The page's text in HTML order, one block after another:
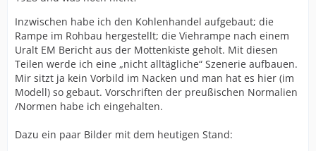
Inzwischen habe ich den Kohlenhandel aufgebaut; die
Rampe im Rohbau hergestellt; die Viehrampe nach einem
Uralt EM Bericht aus der Mottenkiste geholt. Mit diesen
Teilen werde ich eine „nicht alltägliche“ Szenerie aufbauen.
Mir sitzt ja kein Vorbild im Nacken und man hat es hier (im
Modell) so gebaut. Vorschriften der preußischen Normalien
/Normen habe ich eingehalten.
Dazu ein paar Bilder mit dem heutigen Stand: